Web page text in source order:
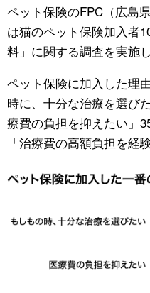
ペット保険のFPC（広島
は猫のペット保険加入者
料」に関する調査を実施し
ペット保険に加入した理
時に、十分な治療を選び
療費の負担を抑えたい」
「治療費の高額負担を経